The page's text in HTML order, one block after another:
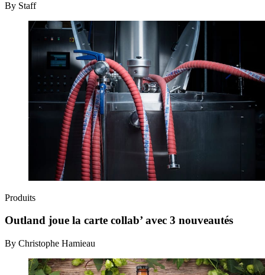
By Staff
Produits
Outland joue la carte collab’ avec 3 nouveautés
By Christophe Hamieau